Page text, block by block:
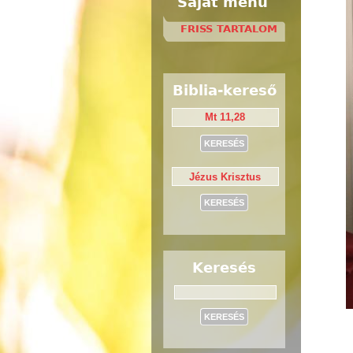
FRISS TARTALOM
Biblia-kereső
Keresés